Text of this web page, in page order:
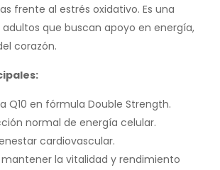
frente al estrés oxidativo. Es una
que buscan apoyo en energía,
corazón.
Q10 en fórmula Double Strength.
normal de energía celular.
cardiovascular.
mantener la vitalidad y rendimiento